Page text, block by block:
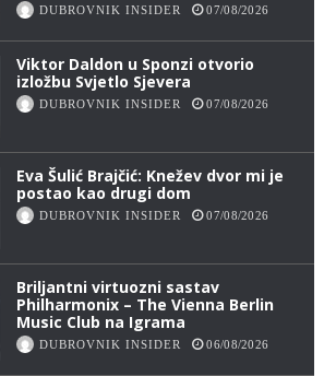
DUBROVNIK INSIDER 07/08/2026
Viktor Daldon u Sponzi otvorio
izložbu Svjetlo Sjevera
DUBROVNIK INSIDER 07/08/2026
Eva Šulić Brajčić: Knežev dvor mi je
postao kao drugi dom
DUBROVNIK INSIDER 07/08/2026
Briljantni virtuozni sastav
Philharmonix – The Vienna Berlin
Music Club na Igrama
DUBROVNIK INSIDER 06/08/2026